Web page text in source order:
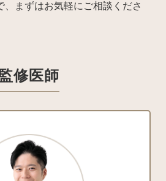
、まずはお気軽にご相談くださ
監修医師